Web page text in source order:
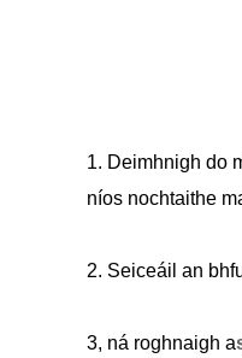
1. Deimhnigh do
níos nochtaithe
2. Seiceáil an
3, ná roghnaigh a